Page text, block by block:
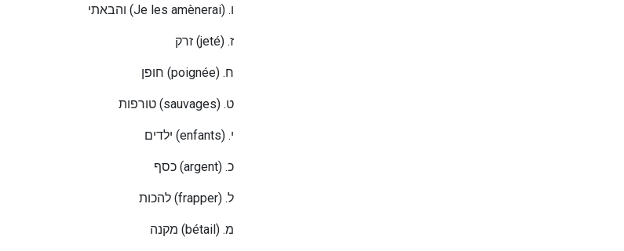
(Je les amènerai) .ו
זרק (jeté) .ז
חופן (poignée) .ח
טורפות (sauvages) .ט
ילדים (enfants) .י
כסף (argent) .כ
להכות (frapper) .ל
מקנה (bétail) .מ